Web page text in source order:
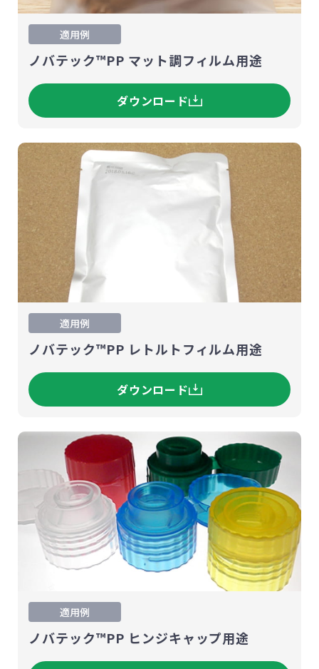
適用例
ノバテック™PP マット調フィルム用途
ダウンロード
適用例
ノバテック™PP レトルトフィルム用途
ダウンロード
適用例
ノバテック™PP ヒンジキャップ用途